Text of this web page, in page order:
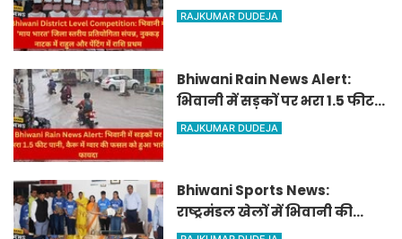
भारत' जिला स्तरीय प्रतियोगिता
RAJKUMAR DUDEJA
Bhiwani Rain News Alert:
भिवानी में सड़कों पर भरा 1.5 फीट
पानी, कैरू में ग्वार की फसल को
RAJKUMAR DUDEJA
Bhiwani Sports News:
राष्ट्रमंडल खेलों में भिवानी की
बेटियों का जलवा, डीसी और